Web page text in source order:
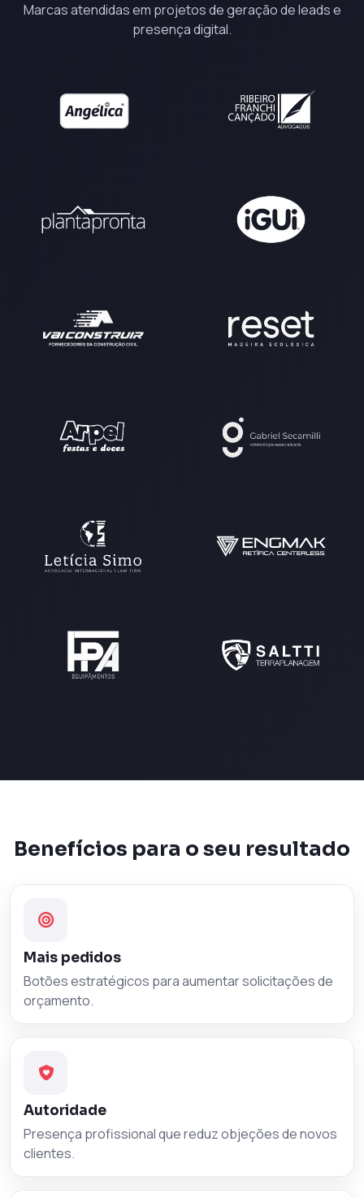
Marcas atendidas em projetos de geração de leads e
presença digital.
Benefícios para o seu resultado
Mais pedidos
Botões estratégicos para aumentar solicitações de
orçamento.
Autoridade
Presença profissional que reduz objeções de novos
clientes.